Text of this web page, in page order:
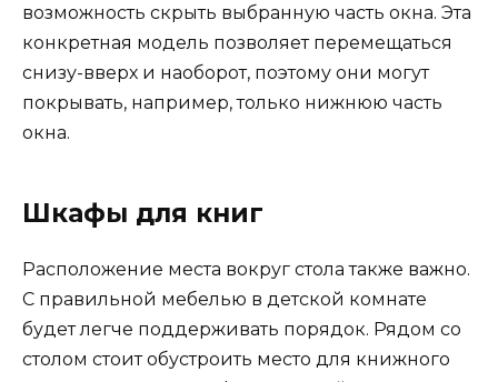
возможность скрыть выбранную часть окна. Эта
конкретная модель позволяет перемещаться
снизу-вверх и наоборот, поэтому они могут
покрывать, например, только нижнюю часть
окна.
Шкафы для книг
Расположение места вокруг стола также важно.
С правильной мебелью в детской комнате
будет легче поддерживать порядок. Рядом со
столом стоит обустроить место для книжного